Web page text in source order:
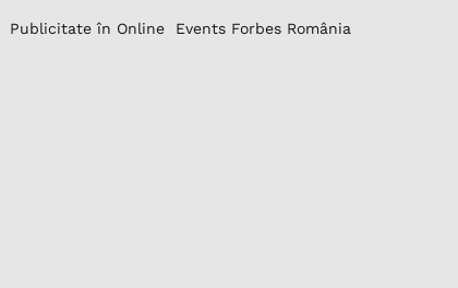
Publicitate în Online Events Forbes România